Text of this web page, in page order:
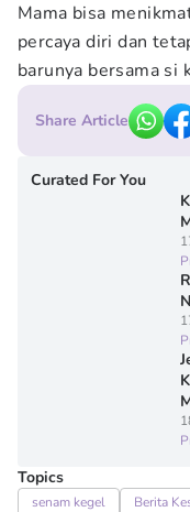
Mama bisa
percaya diri dan
barunya bersama si
Share Article
Curated For You
Topics
senam kegel Berita